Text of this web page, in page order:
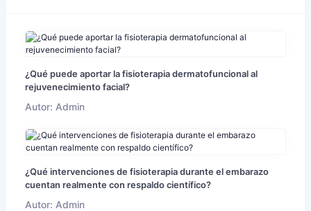
¿Qué puede aportar la fisioterapia dermatofuncional al
rejuvenecimiento facial?
Autor: Admin
¿Qué intervenciones de fisioterapia durante el embarazo
cuentan realmente con respaldo científico?
Autor: Admin